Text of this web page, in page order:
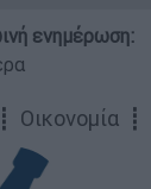
ενημέρωση:
┋ Οικονομία ┋